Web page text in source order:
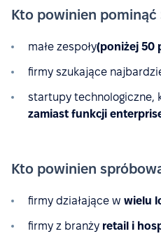
Kto powinien pominąć
małe zespoły(poniżej 50
firmy szukające
startupy technologiczne,
zamiast funkcji
Kto powinien
firmy działające w wielu
firmy z branży retail i